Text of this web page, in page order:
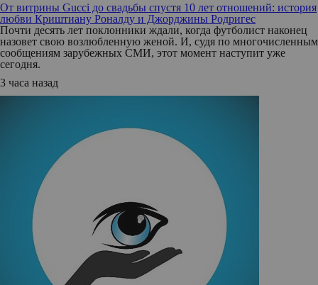
От витрины Gucci до свадьбы спустя 10 лет отношений: история
любви Криштиану Роналду и Джорджины Родригес
Почти десять лет поклонники ждали, когда футболист наконец
назовет свою возлюбленную женой. И, судя по многочисленным
сообщениям зарубежных СМИ, этот момент наступит уже
сегодня.
3 часа назад